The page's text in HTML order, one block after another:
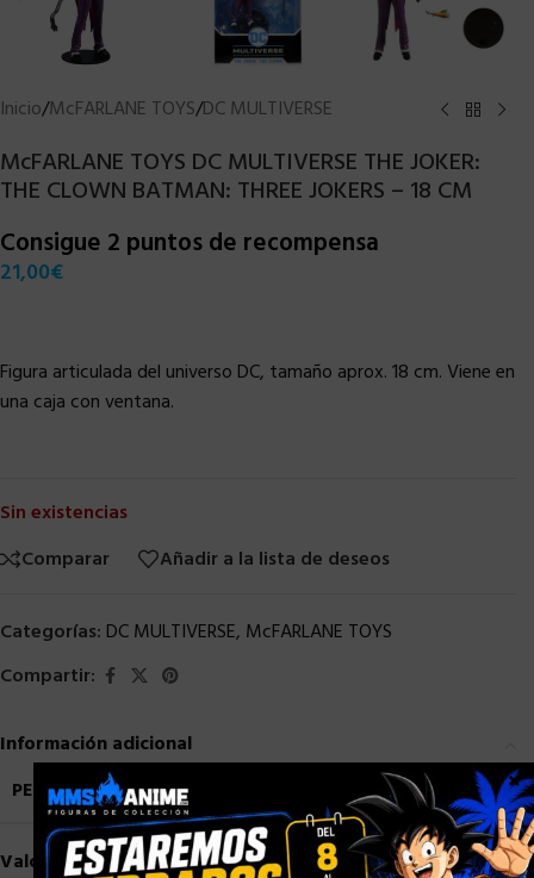
Inicio/McFARLANE TOYS/DC MULTIVERSE
McFARLANE TOYS DC MULTIVERSE THE JOKER:
THE CLOWN BATMAN: THREE JOKERS – 18 CM
Consigue 2 puntos de recompensa
21,00€
Figura articulada del universo DC, tamaño aprox. 18 cm. Viene en
una caja con ventana.
Sin existencias
Comparar
Añadir a la lista de deseos
Categorías: DC MULTIVERSE, McFARLANE TOYS
Compartir:
Información adicional
PESO
0,9 kg
Valoraciones (0)
×